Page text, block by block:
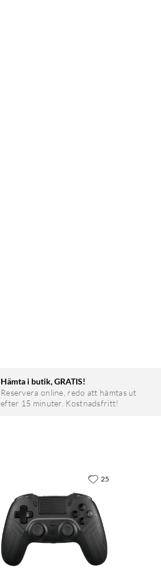
Hämta i butik, GRATIS!
Reservera online, redo att hämtas ut
efter 15 minuter. Kostnadsfritt!
25